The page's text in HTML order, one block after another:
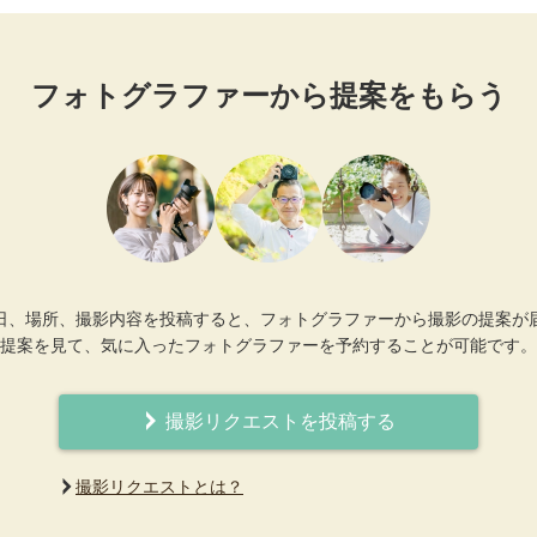
フォトグラファーから提案をもらう
、場所、撮影内容を投稿すると、フォトグラファーから撮影の提案が
提案を見て、気に入ったフォトグラファーを予約することが可能です。
撮影リクエストを投稿する
撮影リクエストとは？